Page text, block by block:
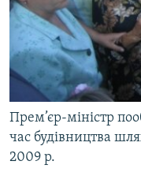
Прем’єр-міністр
час будівництва
2009 р.